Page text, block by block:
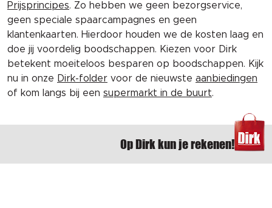
Prijsprincipes. Zo hebben we geen bezorgservice,
geen speciale spaarcampagnes en geen
klantenkaarten. Hierdoor houden we de kosten laag en
doe jij voordelig boodschappen. Kiezen voor Dirk
betekent moeiteloos besparen op boodschappen. Kijk
nu in onze Dirk-folder voor de nieuwste aanbiedingen
of kom langs bij een supermarkt in de buurt.
Op Dirk kun je rekenen!